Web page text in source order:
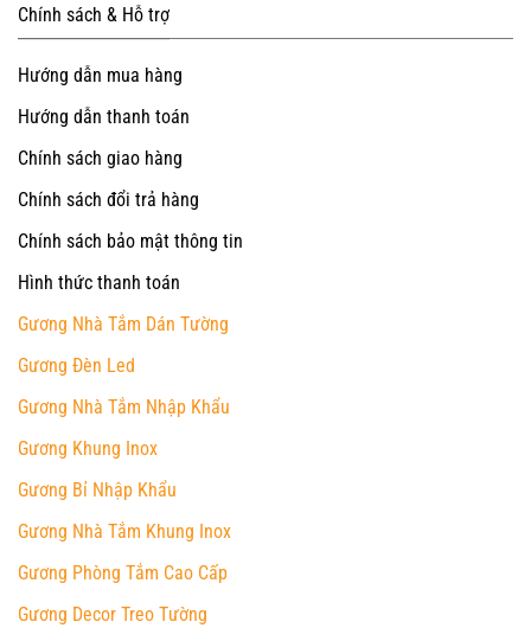
Chính sách & Hỗ trợ
Hướng dẫn mua hàng
Hướng dẫn thanh toán
Chính sách giao hàng
Chính sách đổi trả hàng
Chính sách bảo mật thông tin
Hình thức thanh toán
Gương Nhà Tắm Dán Tường
Gương Đèn Led
Gương Nhà Tắm Nhập Khẩu
Gương Khung Inox
Gương Bỉ Nhập Khẩu
Gương Nhà Tắm Khung Inox
Gương Phòng Tắm Cao Cấp
Gương Decor Treo Tường